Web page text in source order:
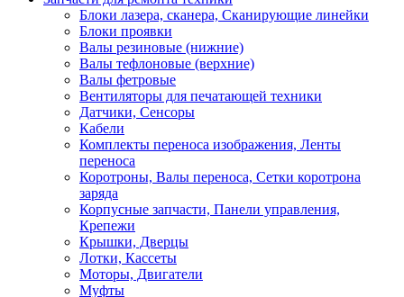
Блоки лазера, сканера, Сканирующие линейки
Блоки проявки
Валы резиновые (нижние)
Валы тефлоновые (верхние)
Валы фетровые
Вентиляторы для печатающей техники
Датчики, Сенсоры
Кабели
Комплекты переноса изображения, Ленты
переноса
Коротроны, Валы переноса, Сетки коротрона
заряда
Корпусные запчасти, Панели управления,
Крепежи
Крышки, Дверцы
Лотки, Кассеты
Моторы, Двигатели
Муфты